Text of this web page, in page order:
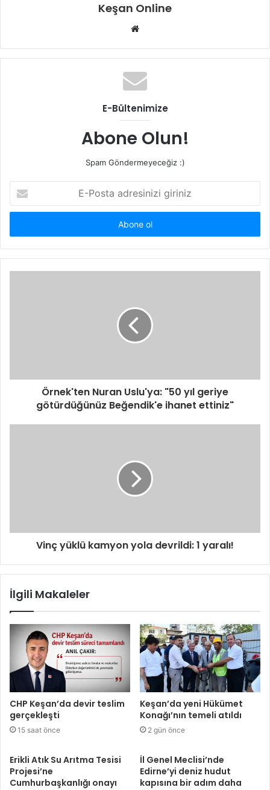
Keşan Online
Web
E-Bültenimize
Abone Olun!
Spam Göndermeyeceğiz :)
Posta
adresinizi
Örnek'ten Nuran Uslu'ya: "50 yıl geriye
götürdüğünüz Beğendik'e ihanet ettiniz"
Vinç yüklü kamyon yola devrildi: 1 yaralı!
İlgili Makaleler
CHP Keşan’da devir teslim
gerçekleşti
15 saat önce
Keşan’da yeni Hükümet
Konağı’nın temeli atıldı
2 gün önce
Erikli Atık Su Arıtma Tesisi
Projesi’ne
Cumhurbaşkanlığı onayı
İl Genel Meclisi’nde
Edirne’yi deniz hudut
kapısına bir adım daha